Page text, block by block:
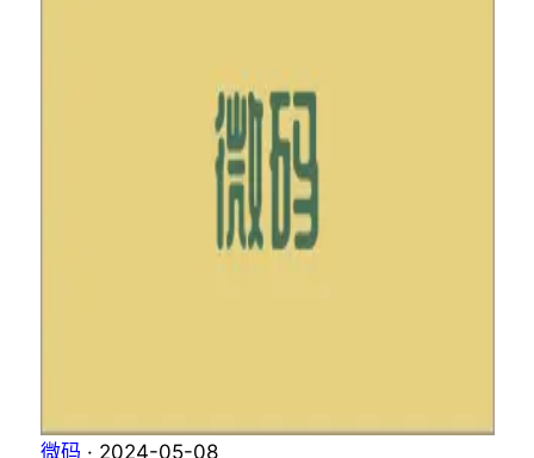
微码 · 2024-05-08